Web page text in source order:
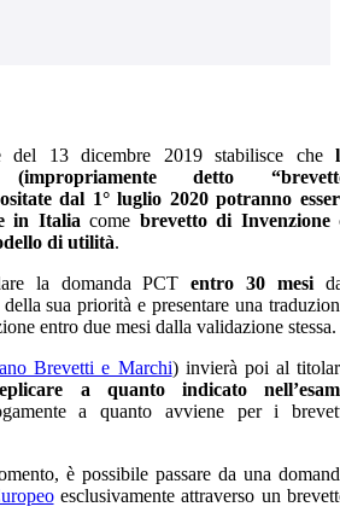
del 13 dicembre 2019 stabilisce che
detto
dal 1° luglio 2020 potranno
in Italia come brevetto di Invenzione
di utilità.
la domanda PCTentro 30 mesi
sua priorità e presentare una
entro due mesi dalla validazione stessa.
Brevetti e Marchi) invierà poi al
a quanto indicato
a quanto avviene per i
è possibile passare da una
esclusivamente attraverso un